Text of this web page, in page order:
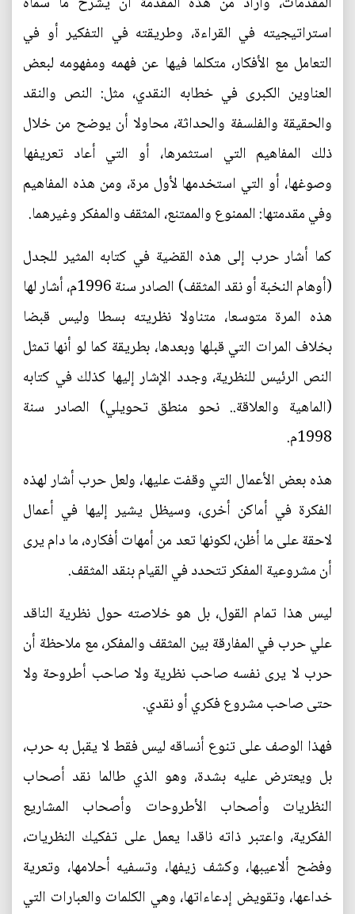
استراتيجيته في القراءة، وطريقته في التفكير أو في
التعامل مع الأفكار، متكلما فيها عن فهمه ومفهومه لبعض
العناوين الكبرى في خطابه النقدي، مثل: النص والنقد
والحقيقة والفلسفة والحداثة، محاولا أن يوضح من خلال
ذلك المفاهيم التي استثمرها، أو التي أعاد تعريفها
وصوغها، أو التي استخدمها لأول مرة، ومن هذه المفاهيم
وفي مقدمتها: الممنوع والممتنع، المثقف والمفكر وغيرهما.
كما أشار حرب إلى هذه القضية في كتابه المثير للجدل
(أوهام النخبة أو نقد المثقف) الصادر سنة 1996م، أشار لها
هذه المرة متوسعا، متناولا نظريته بسطا وليس قبضا
بخلاف المرات التي قبلها وبعدها، بطريقة كما لو أنها تمثل
النص الرئيس للنظرية، وجدد الإشار إليها كذلك في كتابه
(الماهية والعلاقة.. نحو منطق تحويلي) الصادر سنة
1998م.
هذه بعض الأعمال التي وقفت عليها، ولعل حرب أشار لهذه
الفكرة في أماكن أخرى، وسيظل يشير إليها في أعمال
لاحقة على ما أظن، لكونها تعد من أمهات أفكاره، ما دام يرى
أن مشروعية المفكر تتحدد في القيام بنقد المثقف.
ليس هذا تمام القول، بل هو خلاصته حول نظرية الناقد
علي حرب في المفارقة بين المثقف والمفكر، مع ملاحظة أن
حرب لا يرى نفسه صاحب نظرية ولا صاحب أطروحة ولا
حتى صاحب مشروع فكري أو نقدي.
فهذا الوصف على تنوع أنساقه ليس فقط لا يقبل به حرب،
بل ويعترض عليه بشدة، وهو الذي طالما نقد أصحاب
النظريات وأصحاب الأطروحات وأصحاب المشاريع
الفكرية، واعتبر ذاته ناقدا يعمل على تفكيك النظريات،
وفضح ألاعيبها، وكشف زيفها، وتسفيه أحلامها، وتعرية
خداعها، وتقويض إدعاءاتها، وهي الكلمات والعبارات التي